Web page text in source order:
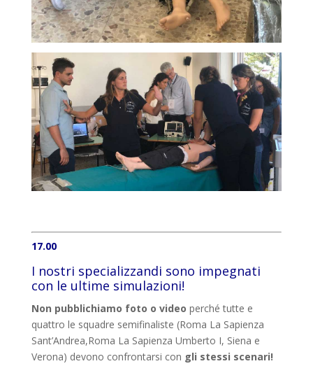
17.00
I nostri specializzandi sono impegnati
con le ultime simulazioni!
Non pubblichiamo foto o video perché tutte e
quattro le squadre semifinaliste (Roma La Sapienza
Sant’Andrea,Roma La Sapienza Umberto I, Siena e
Verona) devono confrontarsi con gli stessi scenari!